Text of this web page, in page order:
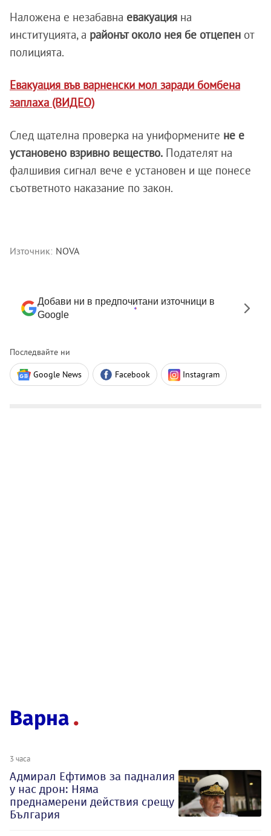
Наложена е незабавна евакуация на
институцията, а районът около нея бе отцепен от
полицията.
Евакуация във варненски мол заради бомбена
заплаха (ВИДЕО)
След щателна проверка на униформените не е
установено взривно вещество. Подателят на
фалшивия сигнал вече е установен и ще понесе
съответното наказание по закон.
Източник: NOVA
Добави ни в предпочитани източници в
Google
Последвайте ни
Google News Facebook Instagram
Варна
3 часа
Адмирал Ефтимов за падналия
у нас дрон: Няма
преднамерени действия срещу
България